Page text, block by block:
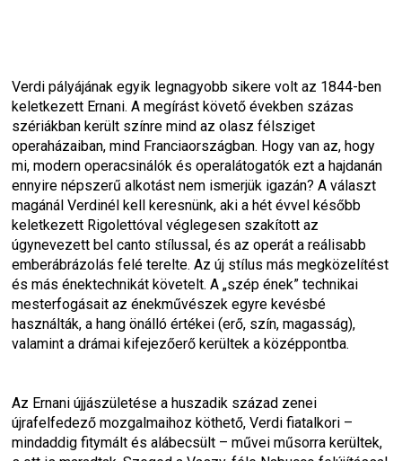
Verdi pályájának egyik legnagyobb sikere volt az 1844-ben
keletkezett Ernani. A megírást követő években százas
szériákban került színre mind az olasz félsziget
operaházaiban, mind Franciaországban. Hogy van az, hogy
mi, modern operacsinálók és operalátogatók ezt a hajdanán
ennyire népszerű alkotást nem ismerjük igazán? A választ
magánál Verdinél kell keresnünk, aki a hét évvel később
keletkezett Rigolettóval véglegesen szakított az
úgynevezett bel canto stílussal, és az operát a reálisabb
emberábrázolás felé terelte. Az új stílus más megközelítést
és más énektechnikát követelt. A „szép ének” technikai
mesterfogásait az énekművészek egyre kevésbé
használták, a hang önálló értékei (erő, szín, magasság),
valamint a drámai kifejezőerő kerültek a középpontba.
Az Ernani újjászületése a huszadik század zenei
újrafelfedező mozgalmaihoz köthető, Verdi fiatalkori –
mindaddig fitymált és alábecsült – művei műsorra kerültek,